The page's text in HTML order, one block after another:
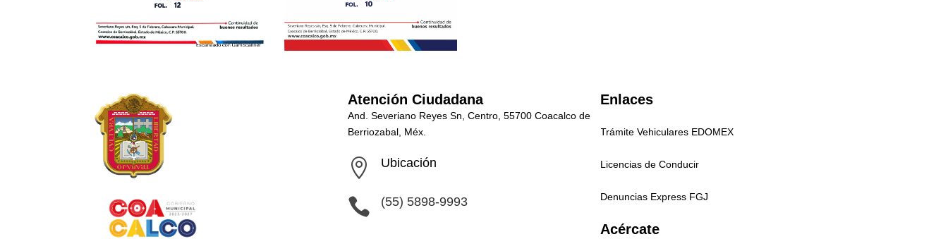
Atención Ciudadana
And. Severiano Reyes Sn, Centro, 55700 Coacalco de
Berriozabal, Méx.
 Ubicación
 (55) 5898-9993
Enlaces
Trámite Vehiculares EDOMEX
Licencias de Conducir
Denuncias Express FGJ
Acércate